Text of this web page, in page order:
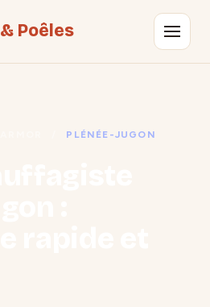
& Poêles
PLÉNÉE-JUGON